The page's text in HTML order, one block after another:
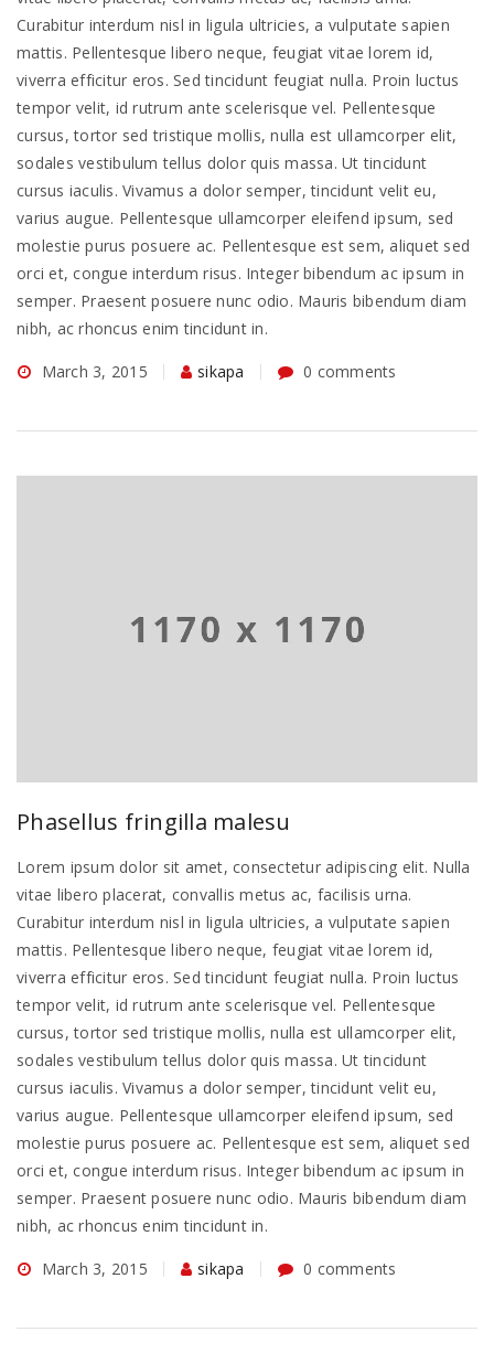
Curabitur interdum nisl in ligula ultricies, a vulputate sapien
mattis. Pellentesque libero neque, feugiat vitae lorem id,
viverra efficitur eros. Sed tincidunt feugiat nulla. Proin luctus
tempor velit, id rutrum ante scelerisque vel. Pellentesque
cursus, tortor sed tristique mollis, nulla est ullamcorper elit,
sodales vestibulum tellus dolor quis massa. Ut tincidunt
cursus iaculis. Vivamus a dolor semper, tincidunt velit eu,
varius augue. Pellentesque ullamcorper eleifend ipsum, sed
molestie purus posuere ac. Pellentesque est sem, aliquet sed
orci et, congue interdum risus. Integer bibendum ac ipsum in
semper. Praesent posuere nunc odio. Mauris bibendum diam
nibh, ac rhoncus enim tincidunt in.
March 3, 2015 sikapa 0 comments
Phasellus fringilla malesu
Lorem ipsum dolor sit amet, consectetur adipiscing elit. Nulla
vitae libero placerat, convallis metus ac, facilisis urna.
Curabitur interdum nisl in ligula ultricies, a vulputate sapien
mattis. Pellentesque libero neque, feugiat vitae lorem id,
viverra efficitur eros. Sed tincidunt feugiat nulla. Proin luctus
tempor velit, id rutrum ante scelerisque vel. Pellentesque
cursus, tortor sed tristique mollis, nulla est ullamcorper elit,
sodales vestibulum tellus dolor quis massa. Ut tincidunt
cursus iaculis. Vivamus a dolor semper, tincidunt velit eu,
varius augue. Pellentesque ullamcorper eleifend ipsum, sed
molestie purus posuere ac. Pellentesque est sem, aliquet sed
orci et, congue interdum risus. Integer bibendum ac ipsum in
semper. Praesent posuere nunc odio. Mauris bibendum diam
nibh, ac rhoncus enim tincidunt in.
March 3, 2015 sikapa 0 comments